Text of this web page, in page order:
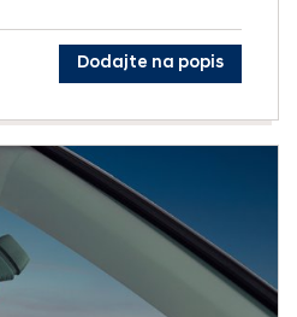
Dodajte na popis